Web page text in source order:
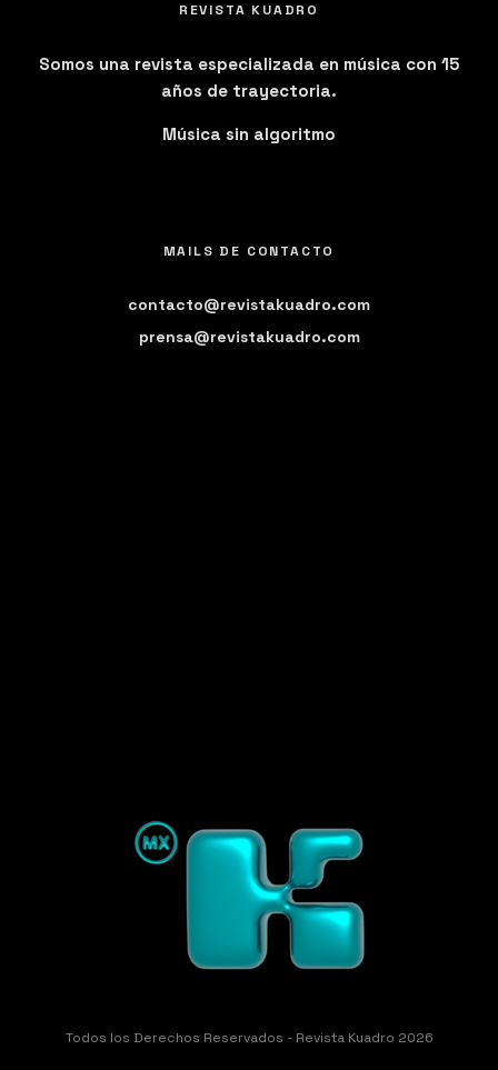
REVISTA KUADRO
Somos una revista especializada en música con 15
años de trayectoria.
Música sin algoritmo
MAILS DE CONTACTO
contacto@revistakuadro.com
prensa@revistakuadro.com
Todos los Derechos Reservados - Revista Kuadro 2026